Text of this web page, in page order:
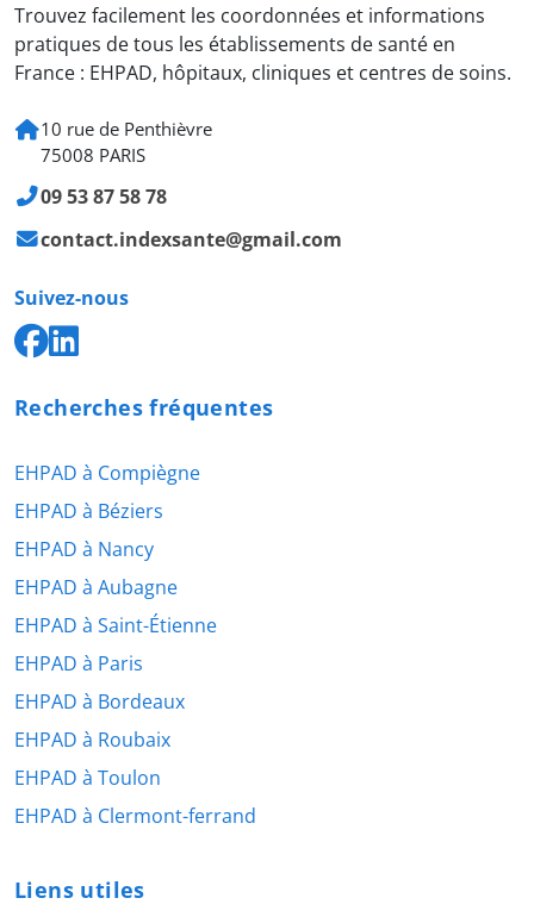
Trouvez facilement les coordonnées et informations
pratiques de tous les établissements de santé en
France : EHPAD, hôpitaux, cliniques et centres de soins.
10 rue de Penthièvre
75008 PARIS
09 53 87 58 78
contact.indexsante@gmail.com
Suivez-nous
Recherches fréquentes
EHPAD à Compiègne
EHPAD à Béziers
EHPAD à Nancy
EHPAD à Aubagne
EHPAD à Saint-Étienne
EHPAD à Paris
EHPAD à Bordeaux
EHPAD à Roubaix
EHPAD à Toulon
EHPAD à Clermont-ferrand
Liens utiles